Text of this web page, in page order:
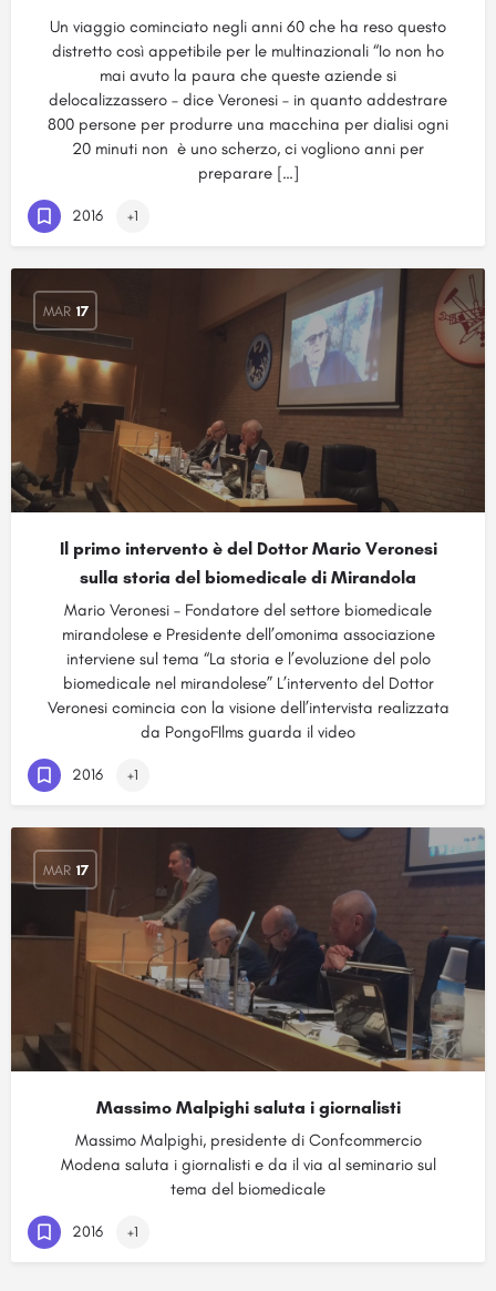
Un viaggio cominciato negli anni 60 che ha reso questo
distretto così appetibile per le multinazionali “Io non ho
mai avuto la paura che queste aziende si
delocalizzassero – dice Veronesi – in quanto addestrare
800 persone per produrre una macchina per dialisi ogni
20 minuti non è uno scherzo, ci vogliono anni per
preparare […]
2016 +1
MAR 17
Il primo intervento è del Dottor Mario Veronesi
sulla storia del biomedicale di Mirandola
Mario Veronesi – Fondatore del settore biomedicale
mirandolese e Presidente dell’omonima associazione
interviene sul tema “La storia e l’evoluzione del polo
biomedicale nel mirandolese” L’intervento del Dottor
Veronesi comincia con la visione dell’intervista realizzata
da PongoFIlms guarda il video
2016 +1
MAR 17
Massimo Malpighi saluta i giornalisti
Massimo Malpighi, presidente di Confcommercio
Modena saluta i giornalisti e da il via al seminario sul
tema del biomedicale
2016 +1